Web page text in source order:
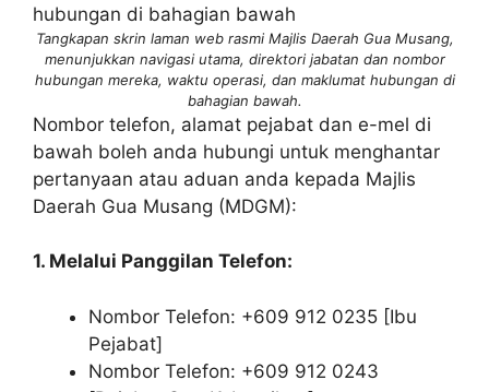
Tangkapan skrin laman web rasmi Majlis Daerah Gua Musang,
menunjukkan navigasi utama, direktori jabatan dan nombor
hubungan mereka, waktu operasi, dan maklumat hubungan di
bahagian bawah.
Nombor telefon, alamat pejabat dan e-mel di
bawah boleh anda hubungi untuk menghantar
pertanyaan atau aduan anda kepada Majlis
Daerah Gua Musang (MDGM):
1. Melalui Panggilan Telefon:
Nombor Telefon: +609 912 0235 [Ibu
Pejabat]
Nombor Telefon: +609 912 0243